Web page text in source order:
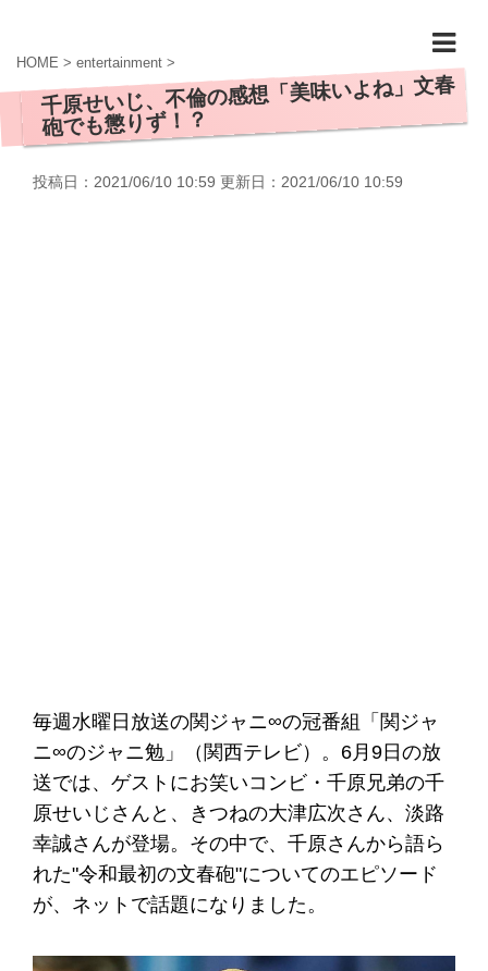
HOME > entertainment >
千原せいじ、不倫の感想「美味いよね」文春
砲でも懲りず！？
投稿日：2021/06/10 10:59 更新日： 2021/06/10 10:59
毎週水曜日放送の関ジャニ∞の冠番組「関ジャ
ニ∞のジャニ勉」（関西テレビ）。6月9日の放
送では、ゲストにお笑いコンビ・千原兄弟の千
原せいじさんと、きつねの大津広次さん、淡路
幸誠さんが登場。その中で、千原さんから語ら
れた"令和最初の文春砲"についてのエピソード
が、ネットで話題になりました。